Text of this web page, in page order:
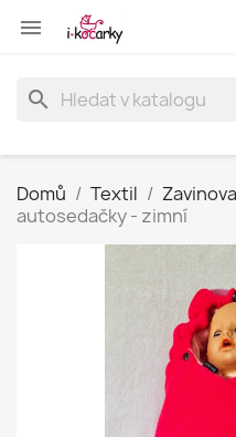

search
Domů Textil
autosedačky - zimní